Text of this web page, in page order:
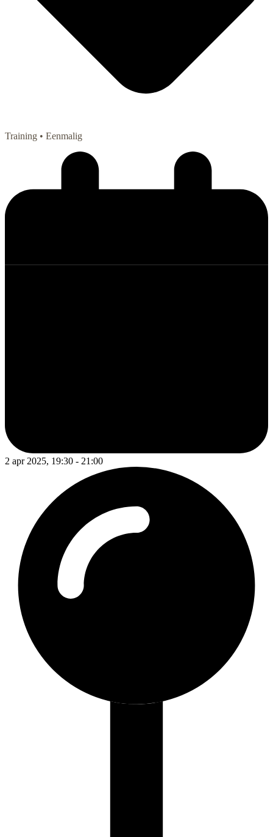
Training • Eenmalig
2 apr 2025, 19:30 - 21:00